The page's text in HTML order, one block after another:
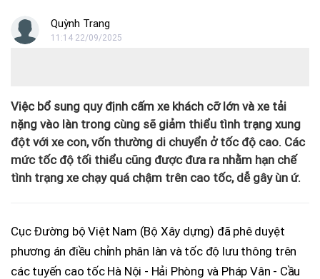
Quỳnh Trang
11:14 22/09/2025
Việc bổ sung quy định cấm xe khách cỡ lớn và xe tải
nặng vào làn trong cùng sẽ giảm thiểu tình trạng xung
đột với xe con, vốn thường di chuyển ở tốc độ cao. Các
mức tốc độ tối thiểu cũng được đưa ra nhằm hạn chế
tình trạng xe chạy quá chậm trên cao tốc, dễ gây ùn ứ.
Cục Đường bộ Việt Nam (Bộ Xây dựng) đã phê duyệt
phương án điều chỉnh phân làn và tốc độ lưu thông trên
các tuyến cao tốc Hà Nội - Hải Phòng và Pháp Vân - Cầu